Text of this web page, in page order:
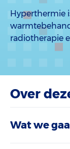
Hyperthermie
radiotherapie
Over
Wat we